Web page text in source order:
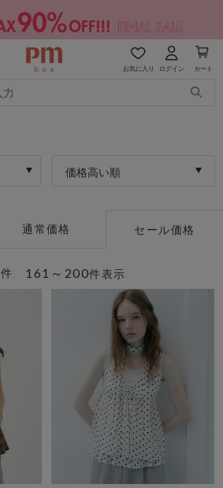
お気に入り ログイン カート
価格高い順
通常価格 セール価格
161～200件表示
件